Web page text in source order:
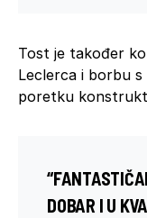
Tost je također
Leclerca i borbu
poretku
DOBAR I U